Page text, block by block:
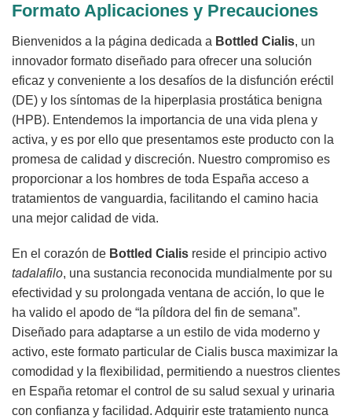
Formato Aplicaciones y Precauciones
Bienvenidos a la página dedicada a Bottled Cialis, un
innovador formato diseñado para ofrecer una solución
eficaz y conveniente a los desafíos de la disfunción eréctil
(DE) y los síntomas de la hiperplasia prostática benigna
(HPB). Entendemos la importancia de una vida plena y
activa, y es por ello que presentamos este producto con la
promesa de calidad y discreción. Nuestro compromiso es
proporcionar a los hombres de toda España acceso a
tratamientos de vanguardia, facilitando el camino hacia
una mejor calidad de vida.
En el corazón de Bottled Cialis reside el principio activo
tadalafilo, una sustancia reconocida mundialmente por su
efectividad y su prolongada ventana de acción, lo que le
ha valido el apodo de “la píldora del fin de semana”.
Diseñado para adaptarse a un estilo de vida moderno y
activo, este formato particular de Cialis busca maximizar la
comodidad y la flexibilidad, permitiendo a nuestros clientes
en España retomar el control de su salud sexual y urinaria
con confianza y facilidad. Adquirir este tratamiento nunca